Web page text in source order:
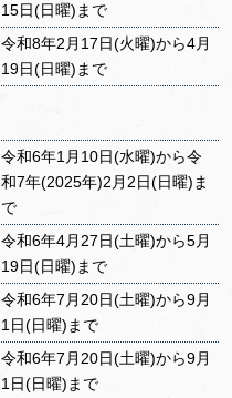
15日(日曜)まで
令和8年2月17日(火曜)から4月
19日(日曜)まで
令和6年1月10日(水曜)から令
和7年(2025年)2月2日(日曜)ま
で
令和6年4月27日(土曜)から5月
19日(日曜)まで
令和6年7月20日(土曜)から9月
1日(日曜)まで
令和6年7月20日(土曜)から9月
1日(日曜)まで